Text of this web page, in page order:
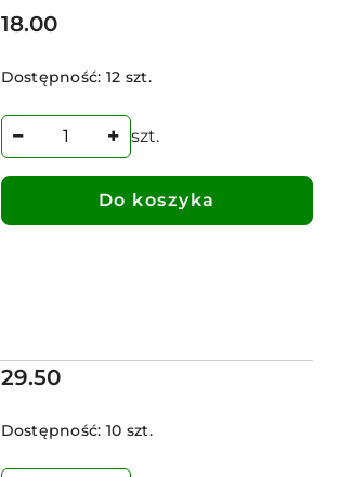
Cena:
18.00
Dostępność: 12 szt.
szt.
Do koszyka
Cena:
29.50
Dostępność: 10 szt.